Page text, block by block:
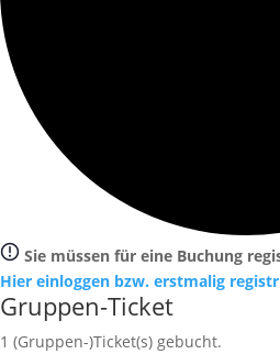
Sie müssen für eine Buchung
Hier einloggen bzw. erstmalig
Gruppen-Ticket
1 (Gruppen-)Ticket(s) gebucht.